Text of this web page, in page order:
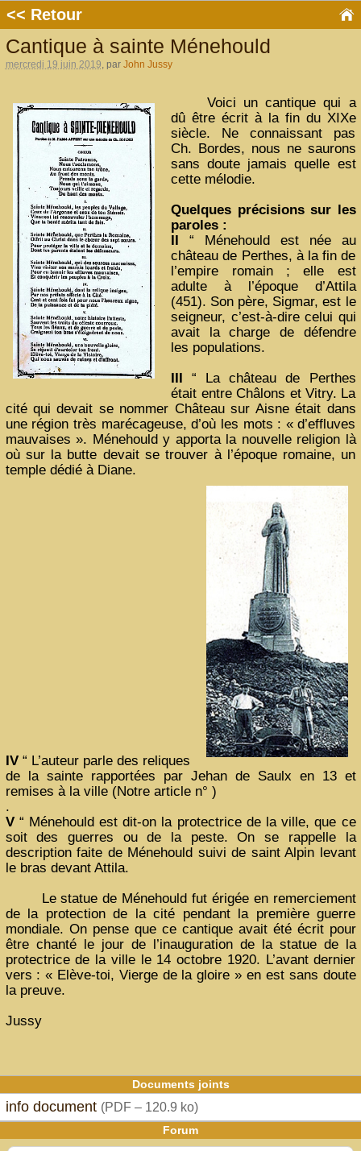
<< Retour
Cantique à sainte Ménehould
mercredi 19 juin 2019 , par John Jussy
Voici un cantique qui a
dû être écrit à la fin du XIXe
siècle. Ne connaissant pas
Ch. Bordes, nous ne saurons
sans doute jamais quelle est
cette mélodie.
Quelques précisions sur les
paroles :
“ Ménehould est née au
château de Perthes, à la fin de
l’empire romain ; elle est
adulte à l’époque d’Attila
(451). Son père, Sigmar, est le
seigneur, c’est-à-dire celui qui
avait la charge de défendre
les populations.
“ La château de Perthes
était entre Châlons et Vitry. La
cité qui devait se nommer Château sur Aisne était dans
une région très marécageuse, d’où les mots : « d’effluves
mauvaises ». Ménehould y apporta la nouvelle religion là
où sur la butte devait se trouver à l’époque romaine, un
temple dédié à Diane.
IV“ L’auteur parle des reliques
de la sainte rapportées par Jehan de Saulx en 13 et
remises à la ville (Notre article n° )
.
V“ Ménehould est dit-on la protectrice de la ville, que ce
soit des guerres ou de la peste. On se rappelle la
description faite de Ménehould suivi de saint Alpin levant
le bras devant Attila.
Le statue de Ménehould fut érigée en remerciement
de la protection de la cité pendant la première guerre
mondiale. On pense que ce cantique avait été écrit pour
être chanté le jour de l’inauguration de la statue de la
protectrice de la ville le 14 octobre 1920. L’avant dernier
vers : « Elève-toi, Vierge de la gloire » en est sans doute
la preuve.
Jussy
Documents joints
info document (PDF – 120.9 ko)
Forum